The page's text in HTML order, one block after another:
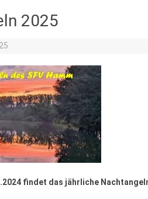
2025
findet das jährliche